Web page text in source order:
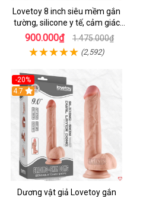
Lovetoy 8 inch siêu mềm gắn
tường, silicone y tế, cảm giác
thật
900.000₫ 1.475.000₫
(2,592)
-20%
Hot
4.7
Dương vật giả Lovetoy gắn